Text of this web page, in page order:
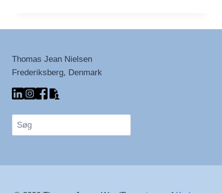
Thomas Jean Nielsen
Frederiksberg, Denmark
Søg